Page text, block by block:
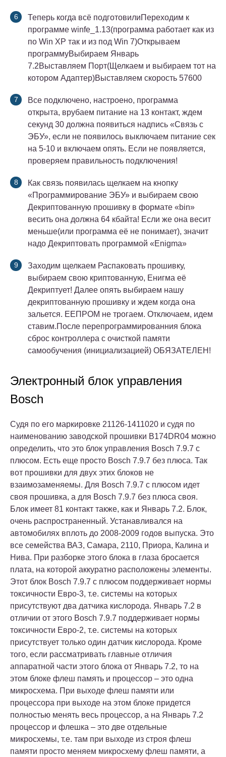
Теперь когда всё подготовилиПереходим к
программе winfe_1.13(программа работает как из
по Win ХР так и из под Win 7)Открываем
программуВыбираем Январь
7.2Выставляем Порт(Щелкаем и выбираем тот на
котором Адаптер)Выставляем скорость 57600
Все подключено, настроено, программа
открыта, врубаем питание на 13 контакт, ждем
секунд 30 должна появиться надпись «Связь с
ЭБУ», если не появилось выключаем питание сек
на 5-10 и включаем опять. Если не появляется,
проверяем правильность подключения!
Как связь появилась щелкаем на кнопку
«Программирование ЭБУ» и выбираем свою
Декриптованную прошивку в формате «bin»
весить она должна 64 кбайта! Если же она весит
меньше(или программа её не понимает), значит
надо Декриптовать программой «Enigma»
Заходим щелкаем Распаковать прошивку,
выбираем свою криптованную, Енигма её
Декриптует! Далее опять выбираем нашу
декриптованную прошивку и ждем когда она
зальется. ЕЕПРОМ не трогаем. Отключаем, идем
ставим.После перепрограммированния блока
сброс контроллера с очисткой памяти
самообучения (инициализацией) ОБЯЗАТЕЛЕН!
Электронный блок управления
Bosch
Судя по его маркировке 21126-1411020 и судя по
наименованию заводской прошивки B174DR04 можно
определить, что это блок управления Bosch 7.9.7 с
плюсом. Есть еще просто Bosch 7.9.7 без плюса. Так
вот прошивки для двух этих блоков не
взаимозаменяемы. Для Bosch 7.9.7 с плюсом идет
своя прошивка, а для Bosch 7.9.7 без плюса своя.
Блок имеет 81 контакт также, как и Январь 7.2. Блок,
очень распространенный. Устанавливался на
автомобилях вплоть до 2008-2009 годов выпуска. Это
все семейства ВАЗ, Самара, 2110, Приора, Калина и
Нива. При разборке этого блока в глаза бросается
плата, на которой аккуратно расположены элементы.
Этот блок Bosch 7.9.7 с плюсом поддерживает нормы
токсичности Евро-3, т.е. системы на которых
присутствуют два датчика кислорода. Январь 7.2 в
отличии от этого Bosch 7.9.7 поддерживает нормы
токсичности Евро-2, т.е. системы на которых
присутствует только один датчик кислорода. Кроме
того, если рассматривать главные отличия
аппаратной части этого блока от Январь 7.2, то на
этом блоке флеш память и процессор – это одна
микросхема. При выходе флеш памяти или
процессора при выходе на этом блоке придется
полностью менять весь процессор, а на Январь 7.2
процессор и флешка – это две отдельные
микросхемы, т.е. там при выходе из строя флеш
памяти просто меняем микросхему флеш памяти, а